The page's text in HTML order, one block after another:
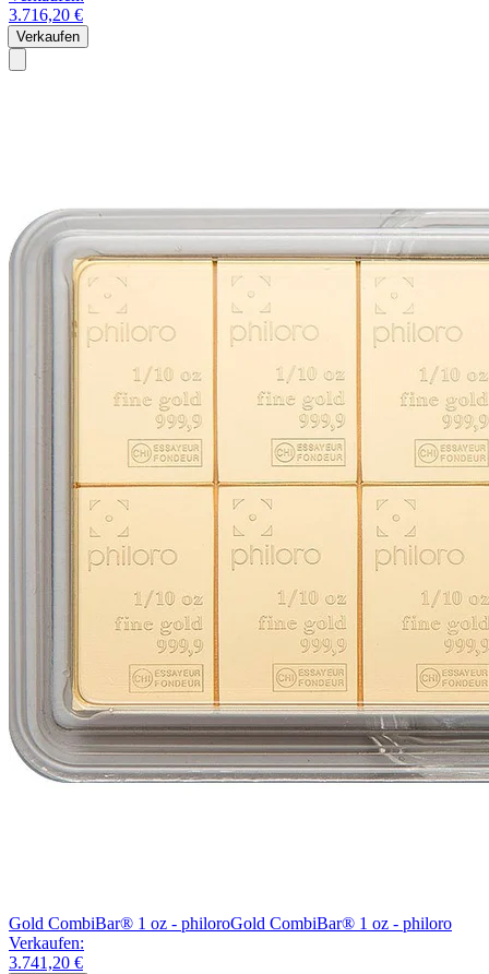
3.716,20 €
Verkaufen
Gold CombiBar® 1 oz - philoroGold CombiBar® 1 oz - philoro
Verkaufen:
3.741,20 €